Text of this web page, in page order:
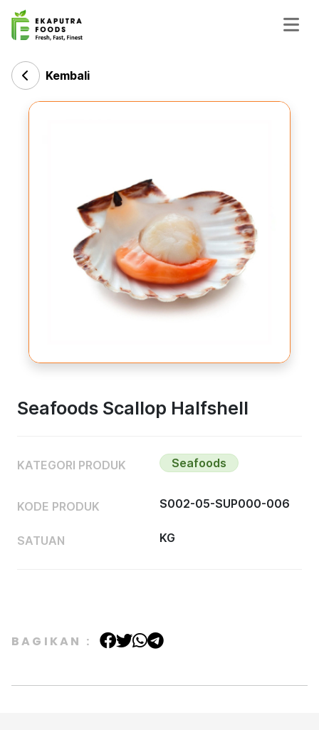
Kembali
Seafoods Scallop Halfshell
KATEGORI PRODUK Seafoods
KODE PRODUK S002-05-SUP000-006
SATUAN KG
BAGIKAN :